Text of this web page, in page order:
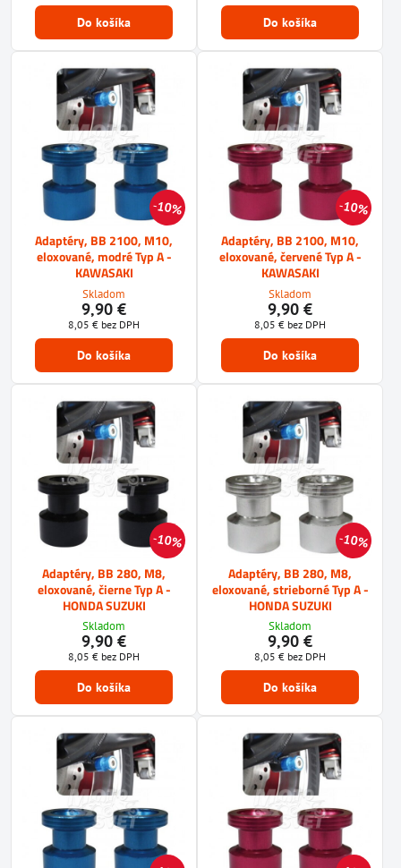
Do košíka Do košíka
10%
Adaptéry, BB 2100, M10,
eloxované, modré Typ A -
KAWASAKI
Skladom
9,90 €
8,05 € bez DPH
Do košíka
10%
Adaptéry, BB 2100, M10,
eloxované, červené Typ A -
KAWASAKI
Skladom
9,90 €
8,05 € bez DPH
Do košíka
10%
Adaptéry, BB 280, M8,
eloxované, čierne Typ A -
HONDA SUZUKI
Skladom
9,90 €
8,05 € bez DPH
Do košíka
10%
Adaptéry, BB 280, M8,
eloxované, strieborné Typ A -
HONDA SUZUKI
Skladom
9,90 €
8,05 € bez DPH
Do košíka